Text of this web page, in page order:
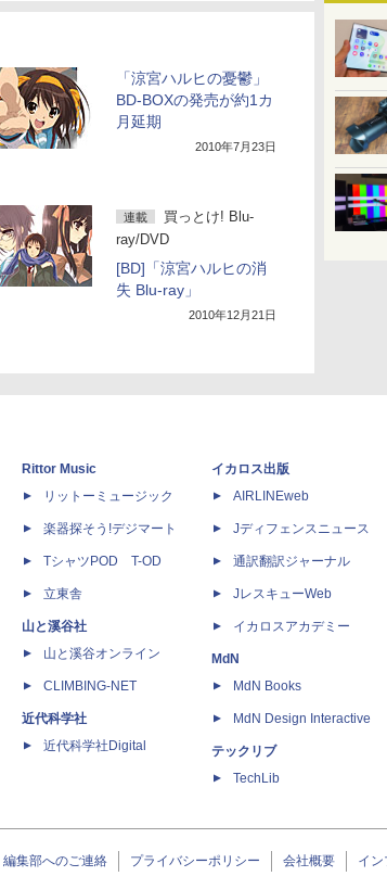
「涼宮ハルヒの憂鬱」
BD-BOXの発売が約1カ
月延期
2010年7月23日
連載
買っとけ! Blu-
ray/DVD
[BD]「涼宮ハルヒの消
失 Blu-ray」
2010年12月21日
Rittor Music
リットーミュージック
楽器探そう!デジマート
TシャツPOD T-OD
立東舎
山と溪谷社
山と溪谷オンライン
CLIMBING-NET
近代科学社
近代科学社Digital
イカロス出版
AIRLINEweb
Jディフェンスニュース
通訳翻訳ジャーナル
JレスキューWeb
イカロスアカデミー
MdN
MdN Books
MdN Design Interactive
テックリブ
TechLib
編集部へのご連絡 プライバシーポリシー 会社概要 イ